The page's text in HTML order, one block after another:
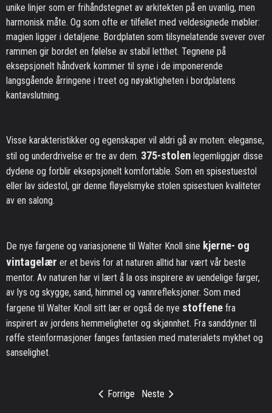
unike linjer som er frihåndstegnet av arkitekten på en uvanlig, men
harmonisk måte. Og som ofte er tilfellet med veldesignede møbler:
magien ligger i detaljene. Bordplaten som tilsynelatende svever over
rammen gir bordet en følelse av stabil letthet. Tegnene på
eksepsjonelt håndverk kommer til syne i de imponerende
langsgående årringene i treet og nøyaktigheten i bordplatens
kantavslutning.
Visse karakteristikker og egenskaper vil aldri gå av moten: eleganse,
stil og underdrivelse er tre av dem. 375-stolen legemliggjør disse
dydene og forblir eksepsjonelt komfortable. Som en spisestuestol
eller lav sidestol, gir denne fløyelsmyke stolen spisestuen kvaliteter
av en salong.
De nye fargene og variasjonene til Walter Knoll sine kjerne- og
vintagelær er et bevis for at naturen alltid har vært vår beste
mentor. Av naturen har vi lært å la oss inspirere av uendelige farger,
av lys og skygge, sand, himmel og vannrefleksjoner. Som med
fargene til Walter Knoll sitt lær er også de nye stoffene fra
inspirert av jordens hemmeligheter og skjønnhet. Fra sanddyner til
røffe steinformasjoner fanges fantasien med materialets mykhet og
sanselighet.
Forrige Neste